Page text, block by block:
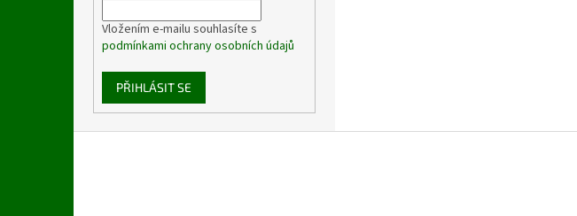
Vložením e-mailu souhlasíte s
podmínkami ochrany osobních údajů
PŘIHLÁSIT SE